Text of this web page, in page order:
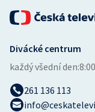
Divácké centrum
každý všední den:
261 136 113